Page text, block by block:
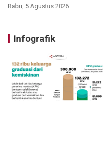
Rabu, 5 Agustus 2026
Infografik